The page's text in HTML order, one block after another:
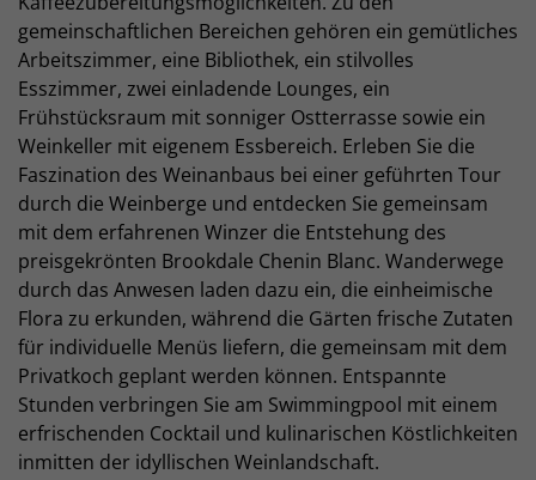
gemeinschaftlichen Bereichen gehören ein gemütliches
Arbeitszimmer, eine Bibliothek, ein stilvolles
Esszimmer, zwei einladende Lounges, ein
Frühstücksraum mit sonniger Ostterrasse sowie ein
Weinkeller mit eigenem Essbereich. Erleben Sie die
Faszination des Weinanbaus bei einer geführten Tour
durch die Weinberge und entdecken Sie gemeinsam
mit dem erfahrenen Winzer die Entstehung des
preisgekrönten Brookdale Chenin Blanc. Wanderwege
durch das Anwesen laden dazu ein, die einheimische
Flora zu erkunden, während die Gärten frische Zutaten
für individuelle Menüs liefern, die gemeinsam mit dem
Privatkoch geplant werden können. Entspannte
Stunden verbringen Sie am Swimmingpool mit einem
erfrischenden Cocktail und kulinarischen Köstlichkeiten
inmitten der idyllischen Weinlandschaft.